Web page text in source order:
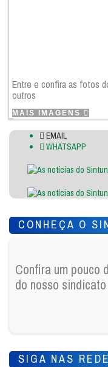
Entre e confira as fotos
outros
MAIS IMAGENS
EMAIL
WHATSAPP
CONHEÇA O
Confira um pouco
do nosso sindicato
SIGA NAS